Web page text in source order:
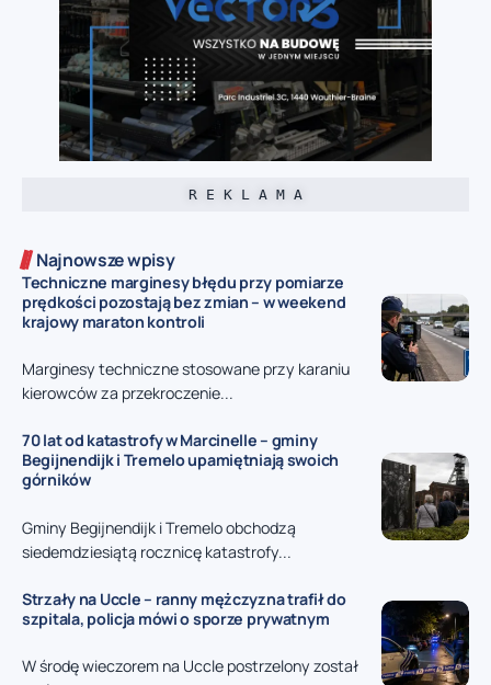
R E K L A M A
Najnowsze wpisy
Techniczne marginesy błędu przy pomiarze
prędkości pozostają bez zmian – w weekend
krajowy maraton kontroli
Marginesy techniczne stosowane przy karaniu
kierowców za przekroczenie...
70 lat od katastrofy w Marcinelle – gminy
Begijnendijk i Tremelo upamiętniają swoich
górników
Gminy Begijnendijk i Tremelo obchodzą
siedemdziesiątą rocznicę katastrofy...
Strzały na Uccle – ranny mężczyzna trafił do
szpitala, policja mówi o sporze prywatnym
W środę wieczorem na Uccle postrzelony został